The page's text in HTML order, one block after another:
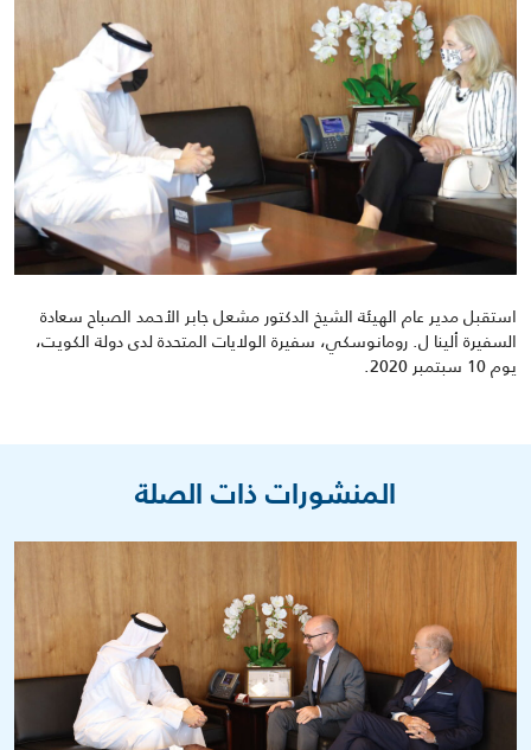
استقبل مدير عام الهيئة الشيخ الدكتور مشعل جابر الأحمد الصباح سعادة
السفيرة ألينا ل. رومانوسكي، سفيرة الولايات المتحدة لدى دولة الكويت،
يوم 10 سبتمبر 2020.
المنشورات ذات الصلة